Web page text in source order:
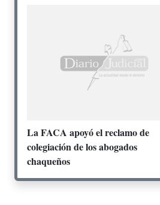
La FACA apoyó el reclamo de
colegiación de los abogados
chaqueños